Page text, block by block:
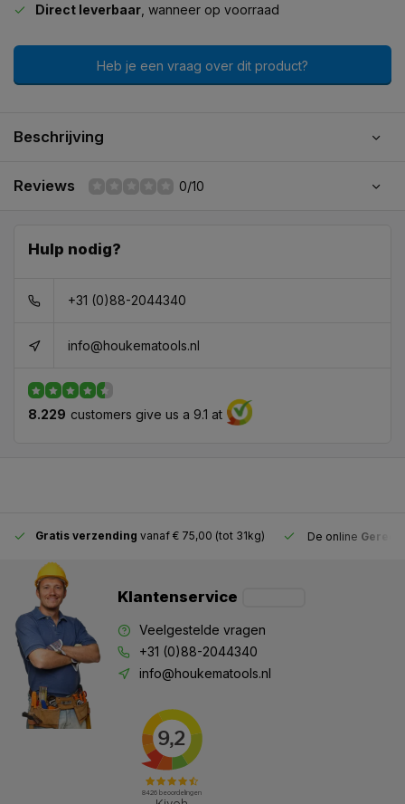
Direct leverbaar , wanneer op voorraad
Heb je een vraag over dit product?
Beschrijving
Reviews 0/10
Hulp nodig?
+31 (0)88-2044340
info@houkematools.nl
8.229 customers give us a 9.1 at
Gratis verzending vanaf € 75,00 (tot 31kg) De online
Klantenservice
Veelgestelde vragen
+31 (0)88-2044340
info@houkematools.nl